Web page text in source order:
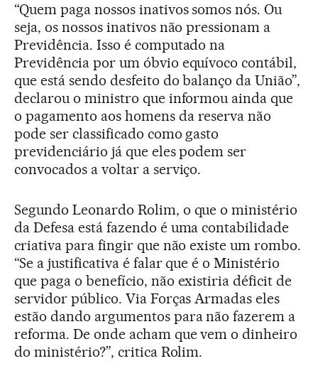
“Quem paga nossos inativos somos nós. Ou
seja, os nossos inativos não pressionam a
Previdência. Isso é computado na
Previdência por um óbvio equívoco contábil,
que está sendo desfeito do balanço da União”,
declarou o ministro que informou ainda que
o pagamento aos homens da reserva não
pode ser classificado como gasto
previdenciário já que eles podem ser
convocados a voltar a serviço.
Segundo Leonardo Rolim, o que o ministério
da Defesa está fazendo é uma contabilidade
criativa para fingir que não existe um rombo.
“Se a justificativa é falar que é o Ministério
que paga o benefício, não existiria déficit de
servidor público. Via Forças Armadas eles
estão dando argumentos para não fazerem a
reforma. De onde acham que vem o dinheiro
do ministério?”, critica Rolim.